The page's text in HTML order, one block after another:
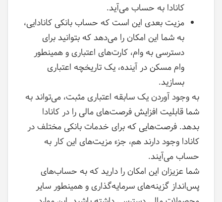
کانادا به حساب می‌آید.
مزیت بعدی این است که حساب بانکی کانادایی،
به شما این امکان را می‌دهد که بتوانید برای
دسترسی به وام، کارت‌های اعتباری و همینطور
وام مسکن در آینده، یک تاریخچه اعتباری
بسازید.
به وجود آوردن یک سابقه اعتباری مثبت، می‌تواند به
شما قابلیت افزایش فرصت‌های مالی را در کانادا
بدهد. فرصت‌هایی که برای خدمات بانکی مختلف در
کانادا وجود دارند هم، جزء مزیت‌های این کار به
حساب می‌آیند.
شما عزیزان این امکان را دارید که به حساب‌های
پس‌انداز‌ گزینه‌های سرمایه‌گذاری و همینطور سایر